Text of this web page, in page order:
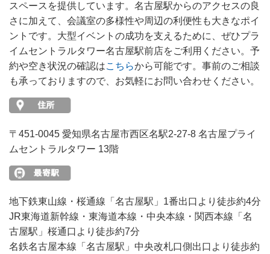
スペースを提供しています。名古屋駅からのアクセスの良
さに加えて、会議室の多様性や周辺の利便性も大きなポイ
ントです。大型イベントの成功を支えるために、ぜひプラ
イムセントラルタワー名古屋駅前店をご利用ください。予
約や空き状況の確認はこちらから可能です。事前のご相談
も承っておりますので、お気軽にお問い合わせください。
〒451-0045 愛知県名古屋市西区名駅2-27-8 名古屋プライ
ムセントラルタワー 13階
地下鉄東山線・桜通線「名古屋駅」1番出口より徒歩約4分
JR東海道新幹線・東海道本線・中央本線・関西本線「名
古屋駅」桜通口より徒歩約7分
名鉄名古屋本線「名古屋駅」中央改札口側出口より徒歩約